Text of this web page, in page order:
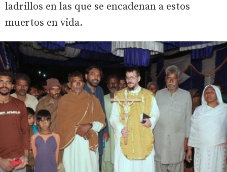
ladrillos en las que se encadenan a estos
muertos en vida.